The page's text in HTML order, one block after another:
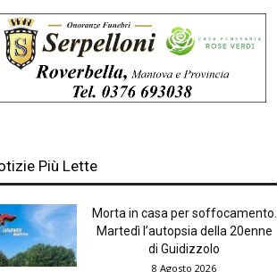
Più Lette
Morta in casa per soffocamento.
Martedì l’autopsia della 20enne
di Guidizzolo
8 Agosto 2026